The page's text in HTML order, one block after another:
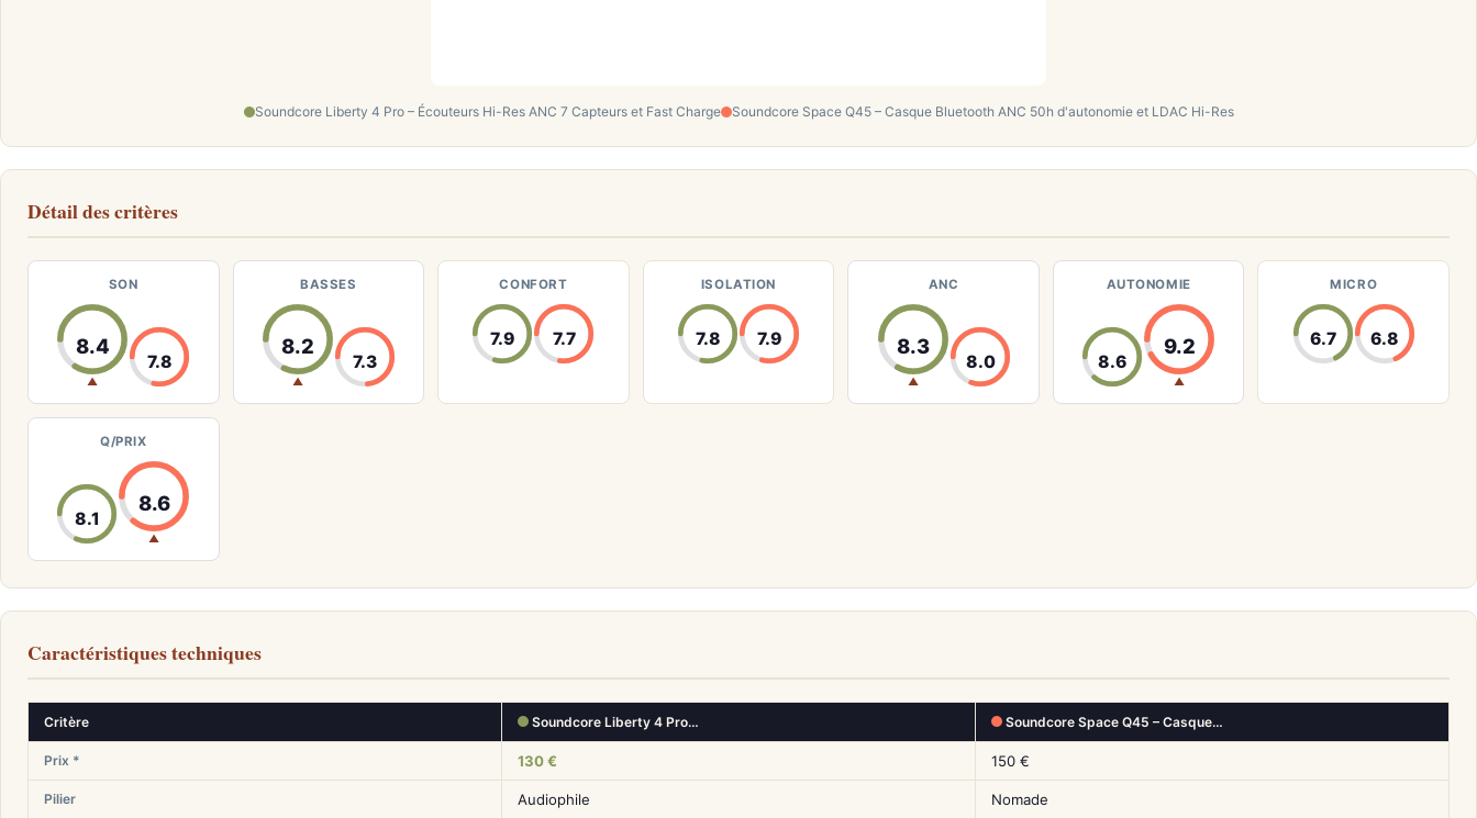
Soundcore Liberty 4 Pro – Écouteurs Hi-Res ANC 7 Capteurs et Fast Charge Soundcore Space Q45 – Casque Bluetooth ANC 50h d'autonomie et LDAC Hi-Res
Détail des critères
SON
8.4
▲
7.8
BASSES
8.2
▲
7.3
CONFORT
7.9 7.7
ISOLATION
7.8 7.9
ANC
8.3
▲
8.0
AUTONOMIE
8.6
9.2
▲
MICRO
6.7 6.8
Q/PRIX
8.1
8.6
▲
Caractéristiques techniques
Critère Soundcore Liberty 4 Pro… Soundcore Space Q45 – Casque…
Prix * 130 € 150 €
Pilier Audiophile Nomade